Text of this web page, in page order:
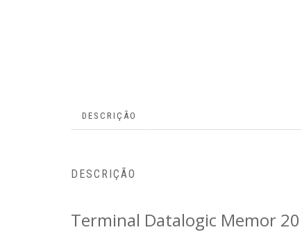
DESCRIÇÃO
DESCRIÇÃO
Terminal Datalogic Memor 20